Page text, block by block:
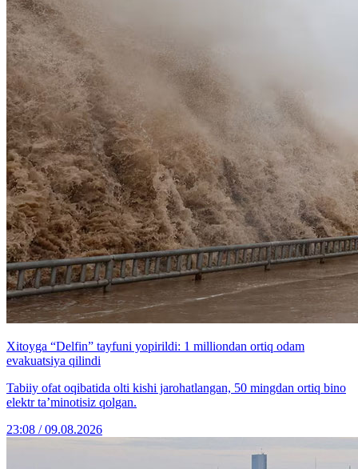
Xitoyga “Delfin” tayfuni yopirildi: 1 milliondan ortiq odam
evakuatsiya qilindi
Tabiiy ofat oqibatida olti kishi jarohatlangan, 50 mingdan ortiq bino
elektr ta’minotisiz qolgan.
23:08 / 09.08.2026